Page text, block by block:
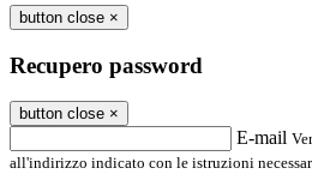
button close ×
Recupero password
button close ×
E-mail
all'indirizzo indicato con le istruzioni